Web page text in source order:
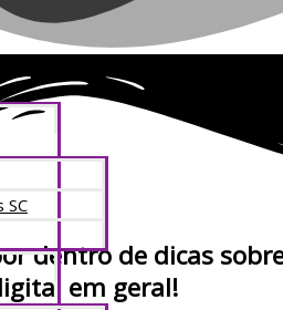
SC
dentro de dicas
em geral!